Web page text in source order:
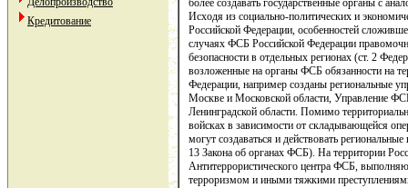
Кредитование
более создавать государственные органы с
Исходя из социально-политических и
Российской Федерации, особенностей
случаях ФСБ Российской Федерации
безопасности в отдельных регионах (ст. 2
возложенные на органы ФСБ обязанности на
Федерации, например созданы региональные
Москве и Московской области, Управление
Ленинградской области. Помимо
войсках в зависимости от складывающейся
могут создаваться и действовать
13 Закона об органах ФСБ). На территории
Антитеррористического центра ФСБ,
терроризмом и иными тяжкими